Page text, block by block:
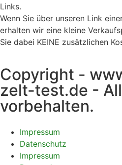
Links.
Wenn Sie über unseren Link
erhalten wir eine kleine
Sie dabei KEINE zusätzlichen
Copyright -
zelt-test.de -
vorbehalten.
Impressum
Datenschutz
Impressum